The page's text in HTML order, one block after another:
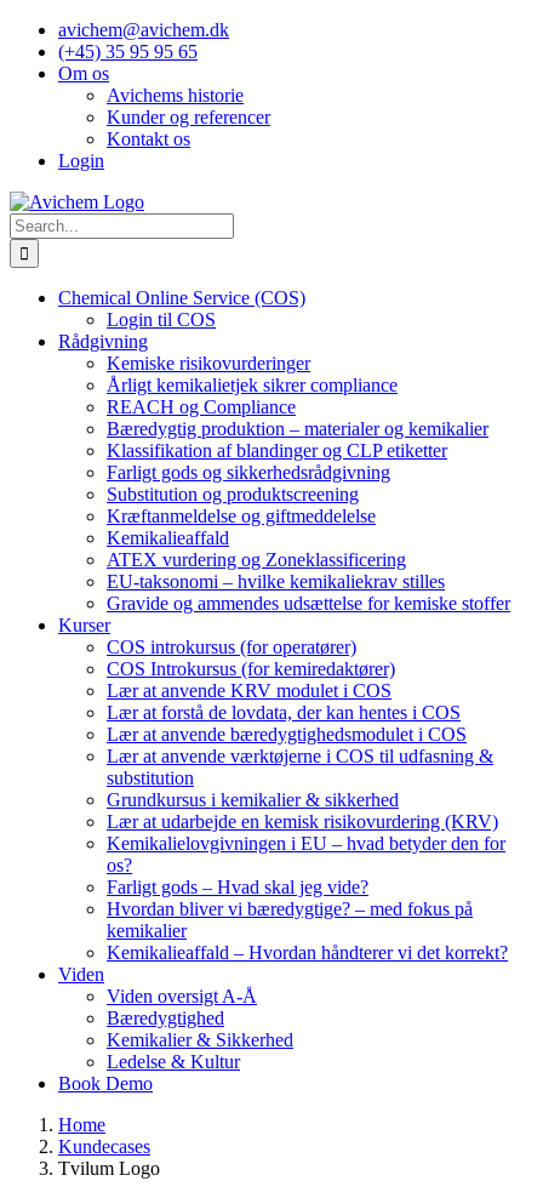
Skip
content
avichem@avichem.dk
(+45) 35 95 95 65
Om os
Avichems historie
Kunder og referencer
Kontakt os
Login
Search
for:
Chemical Online Service (COS)
Login til COS
Rådgivning
Kemiske risikovurderinger
Årligt kemikalietjek sikrer compliance
REACH og Compliance
Bæredygtig produktion – materialer og kemikalier
Klassifikation af blandinger og CLP etiketter
Farligt gods og sikkerhedsrådgivning
Substitution og produktscreening
Kræftanmeldelse og giftmeddelelse
Kemikalieaffald
ATEX vurdering og Zoneklassificering
EU-taksonomi – hvilke kemikaliekrav stilles
Gravide og ammendes udsættelse for kemiske stoffer
Kurser
COS introkursus (for operatører)
COS Introkursus (for kemiredaktører)
Lær at anvende KRV modulet i COS
Lær at forstå de lovdata, der kan hentes i COS
Lær at anvende bæredygtighedsmodulet i COS
Lær at anvende værktøjerne i COS til udfasning &
substitution
Grundkursus i kemikalier & sikkerhed
Lær at udarbejde en kemisk risikovurdering (KRV)
Kemikalielovgivningen i EU – hvad betyder den for
os?
Farligt gods – Hvad skal jeg vide?
Hvordan bliver vi bæredygtige? – med fokus på
kemikalier
Kemikalieaffald – Hvordan håndterer vi det korrekt?
Viden
Viden oversigt A-Å
Bæredygtighed
Kemikalier & Sikkerhed
Ledelse & Kultur
Book Demo
Home
Kundecases
Tvilum Logo